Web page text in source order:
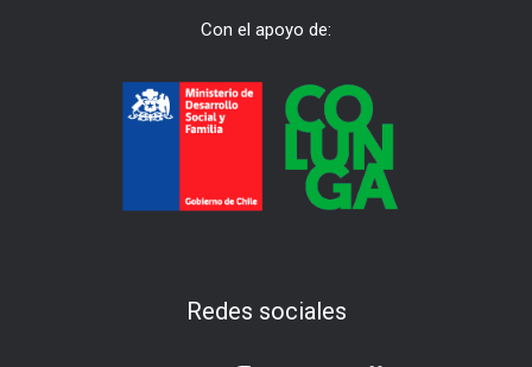
Con el apoyo de:
Redes sociales